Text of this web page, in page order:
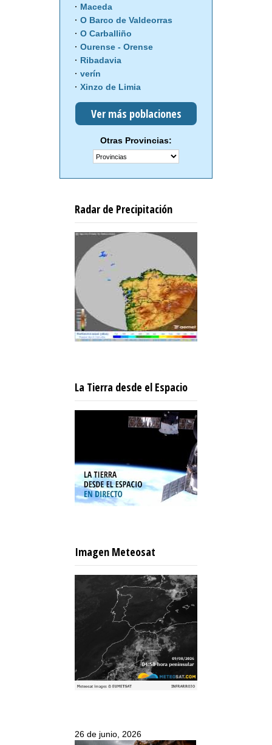
Maceda
O Barco de Valdeorras
O Carballiño
Ourense - Orense
Ribadavia
verín
Xinzo de Limia
Ver más poblaciones
Otras Provincias:
Radar de Precipitación
La Tierra desde el Espacio
Imagen Meteosat
26 de junio, 2026